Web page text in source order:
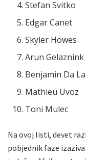
Stefan Svitko
Edgar Canet
Skyler Howes
Arun Gelaznink
Benjamin Da
Mathieu Uvoz
Toni Mulec
Na ovoj listi, devet
pobjednik faze